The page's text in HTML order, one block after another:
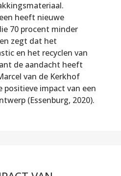
heeft nieuwe
70 procent minder
zegt dat het
en het recyclen van
de aandacht heeft
van de Kerkhof
positieve impact van een
(Essenburg, 2020).